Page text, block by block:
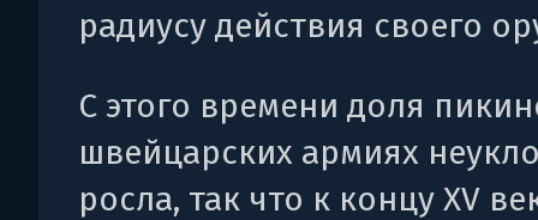
радиусу действия своего
С этого времени доля
швейцарских армиях
росла, так что к концу XV